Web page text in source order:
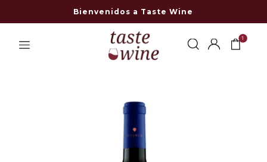
Bienvenidos a Taste Wine
1